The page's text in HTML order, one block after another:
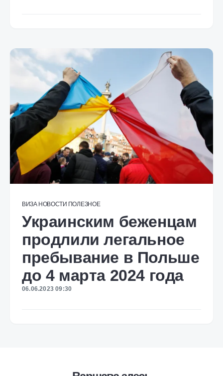
ВИЗА НОВОСТИ ПОЛЕЗНОЕ
Украинским беженцам
продлили легальное
пребывание в Польше
до 4 марта 2024 года
06.06.2023 09:30